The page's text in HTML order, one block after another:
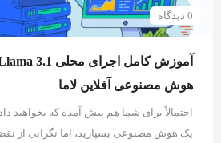
0 دیدگاه
هوش مصنوعی آفلاین لاما
احتمالاً برای شما هم پیش آمده که بخواهید
یک هوش مصنوعی بسپارید، اما نگرانی از